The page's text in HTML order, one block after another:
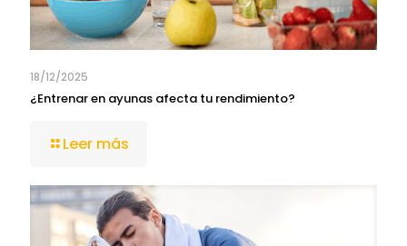
18/12/2025
¿Entrenar en ayunas afecta tu rendimiento?
Leer más